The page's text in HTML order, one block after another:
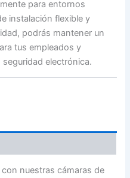
para entornos
instalación flexible y
podrás mantener un
tus empleados y
electrónica.
nuestras cámaras de